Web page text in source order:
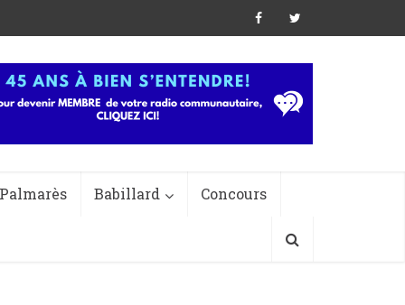
Palmarès Babillard Concours